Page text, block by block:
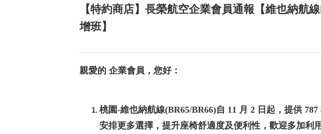
【特約商店】長榮航空企業會員通報【維也納航
增班】
親愛的 企業會員，您好：
桃園-維也納航線(BR65/BR66)自 11 月 2 日起，提供787
安排更多選擇，提升座椅舒適度及便利性，歡迎多加利